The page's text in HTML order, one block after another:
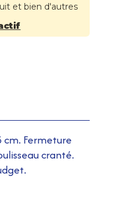
et bien d'autres
cm. Fermeture
cranté.